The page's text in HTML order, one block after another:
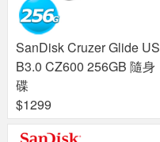
SanDisk Cruzer Glide US
B3.0 CZ600 256GB 隨身
碟
$1299